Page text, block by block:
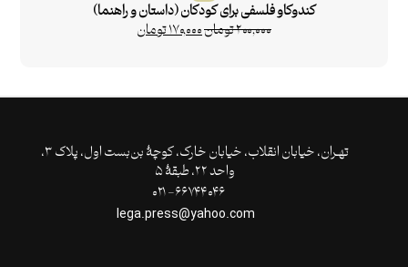
کندوکاو فلسفی برای کودکان (داستان و راهنما)
۲۰۰,۰۰۰تومان۱۷۰,۰۰۰تومان
تهـران،‌ خیابان انقلاب، خیابان خارک، کوچۀ بن‌بست اول، پلاک ۳،
واحد ۲۲، طبقۀ ۵